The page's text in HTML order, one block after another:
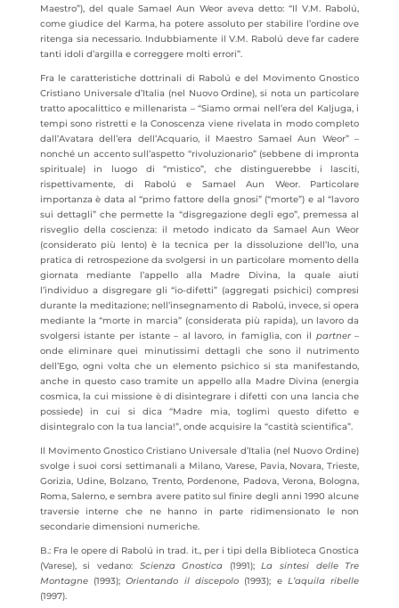
Maestro”), del quale Samael Aun Weor aveva detto: “Il V.M. Rabolú,
come giudice del Karma, ha potere assoluto per stabilire l’ordine ove
ritenga sia necessario. Indubbiamente il V.M. Rabolú deve far cadere
tanti idoli d’argilla e correggere molti errori”.
Fra le caratteristiche dottrinali di Rabolú e del Movimento Gnostico
Cristiano Universale d’Italia (nel Nuovo Ordine), si nota un particolare
tratto apocalittico e millenarista – “Siamo ormai nell’era del Kaljuga, i
tempi sono ristretti e la Conoscenza viene rivelata in modo completo
dall’Avatara dell’era dell’Acquario, il Maestro Samael Aun Weor” –
nonché un accento sull’aspetto “rivoluzionario” (sebbene di impronta
spirituale) in luogo di “mistico”, che distinguerebbe i lasciti,
rispettivamente, di Rabolú e Samael Aun Weor. Particolare
importanza è data al “primo fattore della gnosi” (“morte”) e al “lavoro
sui dettagli” che permette la “disgregazione degli ego”, premessa al
risveglio della coscienza: il metodo indicato da Samael Aun Weor
(considerato più lento) è la tecnica per la dissoluzione dell’Io, una
pratica di retrospezione da svolgersi in un particolare momento della
giornata mediante l’appello alla Madre Divina, la quale aiuti
l’individuo a disgregare gli “io-difetti” (aggregati psichici) compresi
durante la meditazione; nell’insegnamento di Rabolú, invece, si opera
mediante la “morte in marcia” (considerata più rapida), un lavoro da
svolgersi istante per istante – al lavoro, in famiglia, con il partner–
onde eliminare quei minutissimi dettagli che sono il nutrimento
dell’Ego, ogni volta che un elemento psichico si sta manifestando,
anche in questo caso tramite un appello alla Madre Divina (energia
cosmica, la cui missione è di disintegrare i difetti con una lancia che
possiede) in cui si dica “Madre mia, toglimi questo difetto e
disintegralo con la tua lancia!”, onde acquisire la “castità scientifica”.
Il Movimento Gnostico Cristiano Universale d’Italia (nel Nuovo Ordine)
svolge i suoi corsi settimanali a Milano, Varese, Pavia, Novara, Trieste,
Gorizia, Udine, Bolzano, Trento, Pordenone, Padova, Verona, Bologna,
Roma, Salerno, e sembra avere patito sul finire degli anni 1990 alcune
traversie interne che ne hanno in parte ridimensionato le non
secondarie dimensioni numeriche.
B.: Fra le opere di Rabolú in trad. it., per i tipi della Biblioteca Gnostica
(Varese), si vedano: Scienza Gnostica (1991);La sintesi delle Tre
Montagne(1993);Orientando il discepolo (1993); e L’aquila ribelle
(1997).